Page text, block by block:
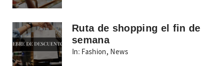
Ruta de shopping el fin de
semana
In: Fashion, News